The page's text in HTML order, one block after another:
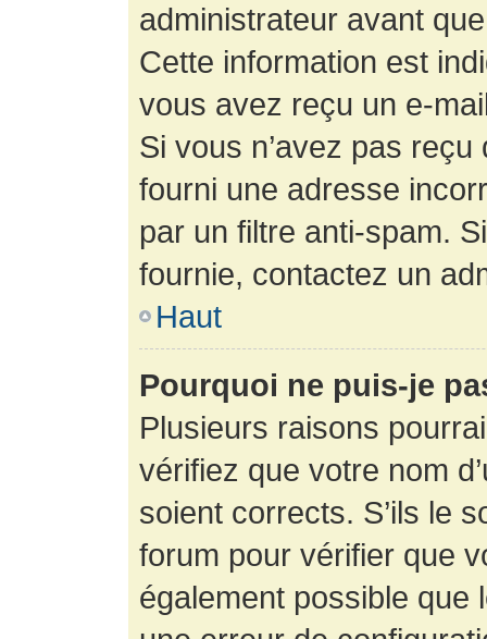
administrateur avant
Cette information est
vous avez reçu un e-
Si vous n’avez pas
fourni une adresse
par un filtre anti-spam.
fournie, contactez un
Haut
Pourquoi ne puis-je
Plusieurs raisons
vérifiez que votre nom
soient corrects. S’ils le
forum pour vérifier que
également possible que